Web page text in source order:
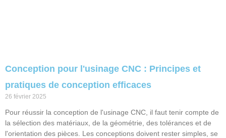
Conception pour l'usinage CNC : Principes et
pratiques de conception efficaces
26 février 2025
Pour réussir la conception de l'usinage CNC, il faut tenir compte de
la sélection des matériaux, de la géométrie, des tolérances et de
l'orientation des pièces. Les conceptions doivent rester simples, se